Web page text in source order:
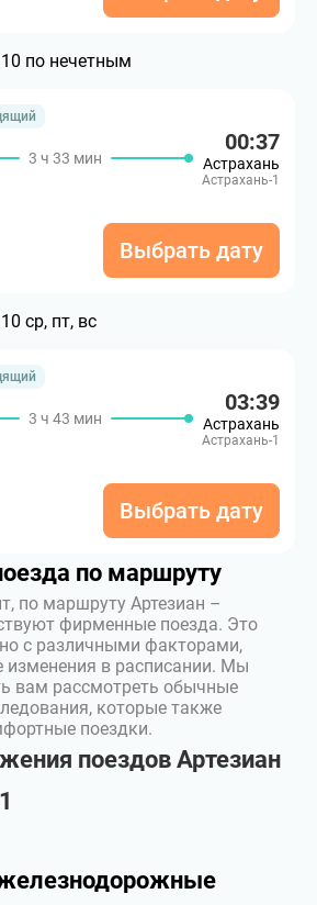
по нечетным
3 ч 33 мин
00:37
Астрахань
Астрахань-1
Выбрать дату
ср, пт, вс
3 ч 43 мин
03:39
Астрахань
Астрахань-1
Выбрать дату
по маршруту
по маршруту Артезиан –
фирменные поезда. Это
с различными факторами,
изменения в расписании. Мы
вам рассмотреть обычные
которые также
поездки.
поездов Артезиан